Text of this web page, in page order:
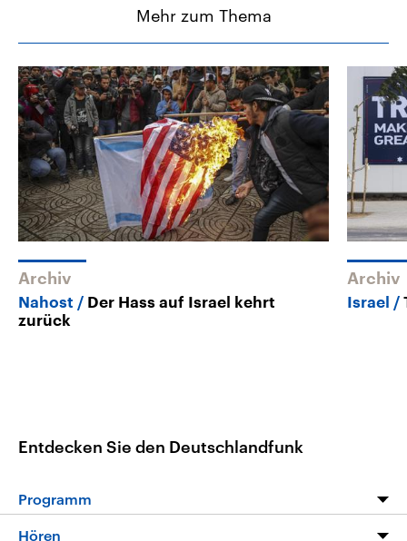
Mehr zum Thema
Archiv
Nahost
Der Hass auf Israel kehrt
zurück
Archiv
Israel
Entdecken Sie den Deutschlandfunk
Programm
Programm
Hören